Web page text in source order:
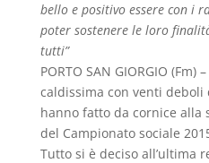
bello e positivo essere con i
poter sostenere le loro
tutti”
PORTO SAN GIORGIO
caldissima con venti
hanno fatto da cornice
del Campionato sociale
Tutto si è deciso all’ultima